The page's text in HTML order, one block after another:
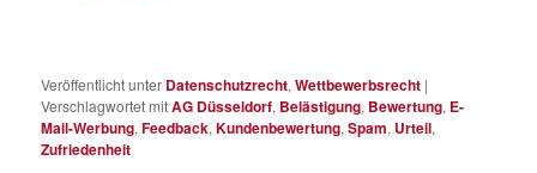
Veröffentlicht unter Datenschutzrecht,Wettbewerbsrecht |
Verschlagwortet mitAG Düsseldorf, Belästigung, Bewertung, E-
Mail-Werbung,Feedback,Kundenbewertung,Spam, Urteil,
Zufriedenheit